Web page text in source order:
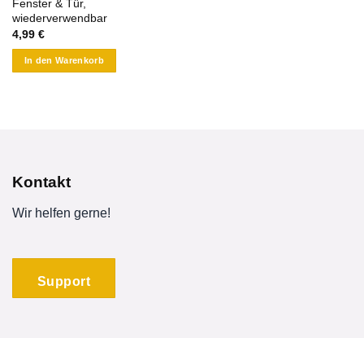
Fenster & Tür,
wiederverwendbar
4,99 €
In den Warenkorb
Kontakt
Wir helfen gerne!
Support